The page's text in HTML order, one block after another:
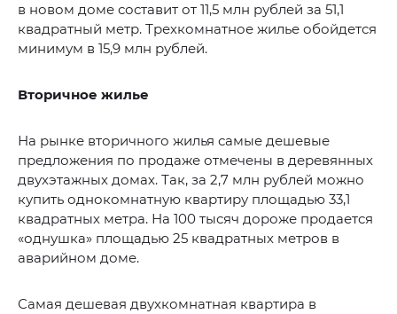
в новом доме составит от 11,5 млн рублей за 51,1
квадратный метр. Трехкомнатное жилье обойдется
минимум в 15,9 млн рублей.
Вторичное жилье
На рынке вторичного жилья самые дешевые
предложения по продаже отмечены в деревянных
двухэтажных домах. Так, за 2,7 млн рублей можно
купить однокомнатную квартиру площадью 33,1
квадратных метра. На 100 тысяч дороже продается
«однушка» площадью 25 квадратных метров в
аварийном доме.
Самая дешевая двухкомнатная квартира в